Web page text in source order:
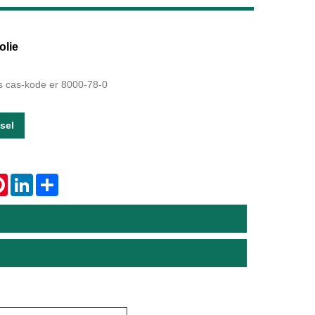
cas-kode er 8000-78-0
PinterestLinkedInShare